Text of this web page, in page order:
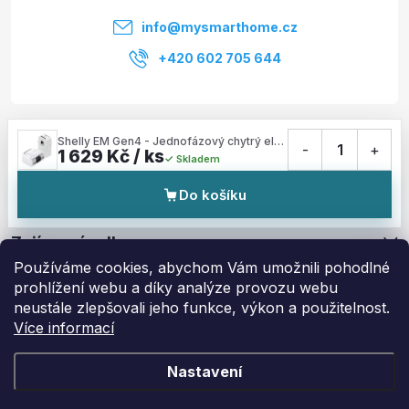
Používáme cookies, abychom Vám umožnili pohodlné
prohlížení webu a díky analýze provozu webu
neustále zlepšovali jeho funkce, výkon a použitelnost.
Více informací
Nastavení
Služby
Zajímavé odkazy
info@mysmarthome.cz
+420 602 705 644
nastavení cookies
Shelly EM Gen4 - Jednofázový chytrý elektroměr pro 2 okruhy s proudovou měřicí svorkou 50 A (Wi-Fi, Zigbee, Matter)
1 629 Kč / ks Skladem - 1 +
Do košíku